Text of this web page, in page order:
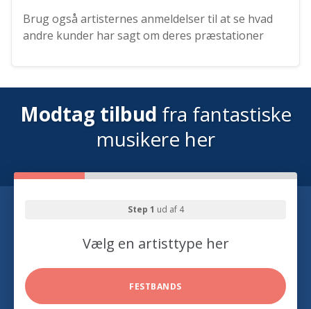
Brug også artisternes anmeldelser til at se hvad
andre kunder har sagt om deres præstationer
Modtag tilbud fra fantastiske
musikere her
Step 1 ud af 4
Vælg en artisttype her
FESTBANDS